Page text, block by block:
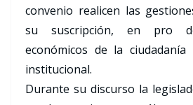
convenio realicen las
su suscripción, en pro
económicos de la
institucional.
Durante su discurso la